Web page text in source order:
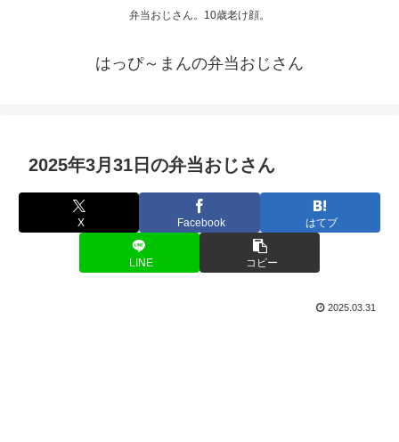
弁当おじさん。10歳老け顔。
はっぴ～まんの弁当おじさん
2025年3月31日の弁当おじさん
X Facebook はてブ
LINE コピー
2025.03.31